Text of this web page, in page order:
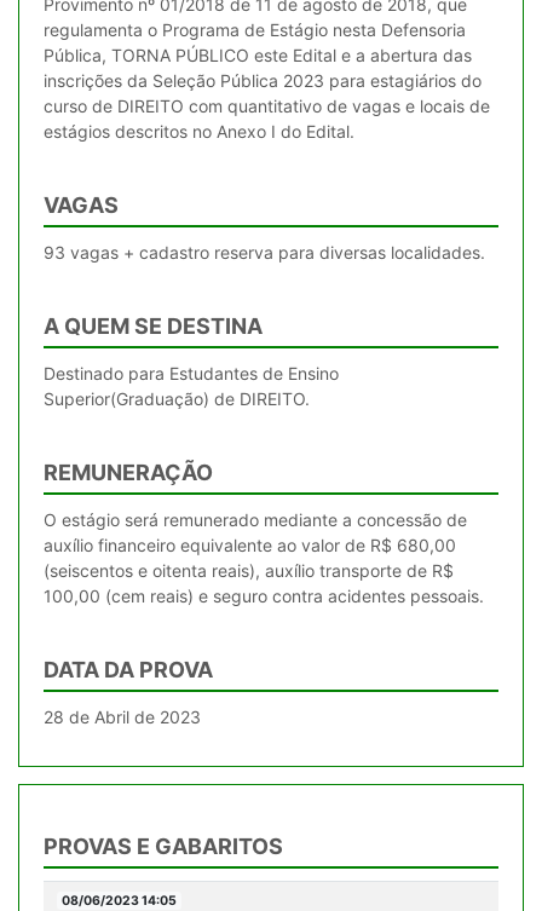
regulamenta o Programa de Estágio nesta Defensoria
Pública, TORNA PÚBLICO este Edital e a abertura das
inscrições da Seleção Pública 2023 para estagiários do
curso de DIREITO com quantitativo de vagas e locais de
estágios descritos no Anexo I do Edital.
VAGAS
93 vagas + cadastro reserva para diversas localidades.
A QUEM SE DESTINA
Destinado para Estudantes de Ensino
Superior(Graduação) de DIREITO.
REMUNERAÇÃO
O estágio será remunerado mediante a concessão de
auxílio financeiro equivalente ao valor de R$ 680,00
(seiscentos e oitenta reais), auxílio transporte de R$
100,00 (cem reais) e seguro contra acidentes pessoais.
DATA DA PROVA
28 de Abril de 2023
PROVAS E GABARITOS
08/06/2023 14:05